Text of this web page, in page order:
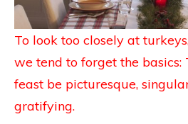
To look too closely at
we tend to forget the basics:
feast be picturesque,
gratifying.